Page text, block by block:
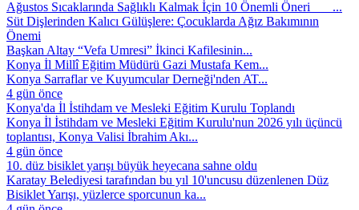
Ağustos Sıcaklarında Sağlıklı Kalmak İçin 10 Önemli Öneri ...
Süt Dişlerinden Kalıcı Gülüşlere: Çocuklarda Ağız Bakımının
Önemi
Başkan Altay “Vefa Umresi” İkinci Kafilesinin...
Konya İl Millî Eğitim Müdürü Gazi Mustafa Kem...
Konya Sarraflar ve Kuyumcular Derneği'nden AT...
4 gün önce
Konya'da İl İstihdam ve Mesleki Eğitim Kurulu Toplandı
Konya İl İstihdam ve Mesleki Eğitim Kurulu'nun 2026 yılı üçüncü
toplantısı, Konya Valisi İbrahim Akı...
4 gün önce
10. düz bisiklet yarışı büyük heyecana sahne oldu
Karatay Belediyesi tarafından bu yıl 10'uncusu düzenlenen Düz
Bisiklet Yarışı, yüzlerce sporcunun ka...